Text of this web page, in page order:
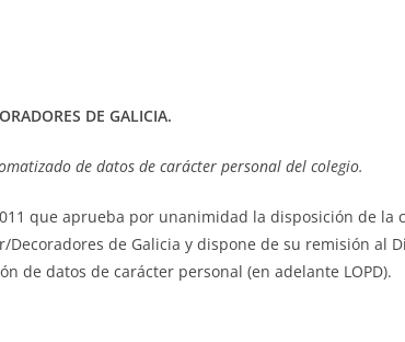
DE GALICIA.
de datos de carácter personal del colegio.
que aprueba por unanimidad la disposición de
de Galicia y dispone de su remisión al
de datos de carácter personal (en adelante LOPD).